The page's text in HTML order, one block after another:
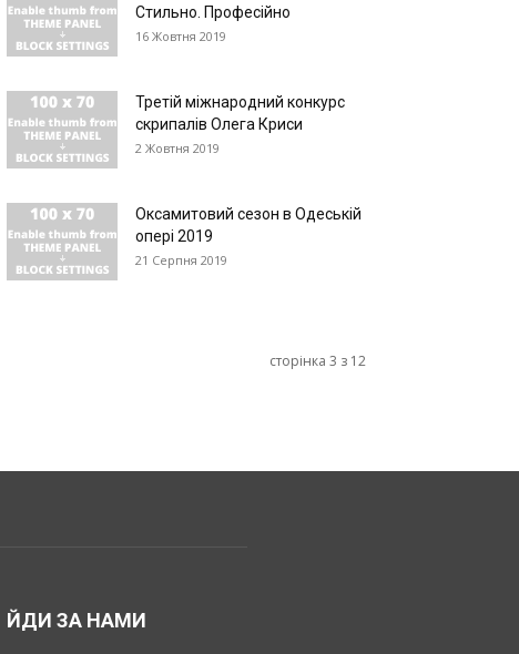
Стильно. Професійно
16 Жовтня 2019
Третій міжнародний конкурс
скрипалів Олега Криси
2 Жовтня 2019
Оксамитовий сезон в Одеській
опері 2019
21 Серпня 2019
сторінка 3 з 12
ЙДИ ЗА НАМИ